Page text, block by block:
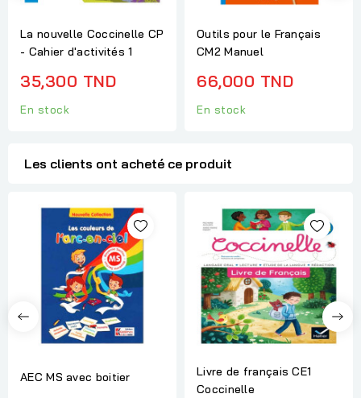
La nouvelle Coccinelle CP
- Cahier d'activités 1
35,300 TND
En stock
Outils pour le Français
CM2 Manuel
66,000 TND
En stock
Les clients ont acheté ce produit
AEC MS avec boitier
Livre de français CE1
Coccinelle